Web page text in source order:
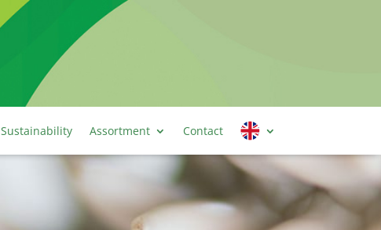
Sustainability Assortment Contact